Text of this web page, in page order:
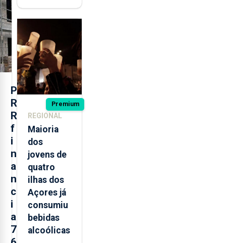
P
R
R
f
i
n
a
n
c
i
a
7
açorianos
após
missão na
Roménia
Premium
REGIONAL
Maioria
dos
jovens de
quatro
ilhas dos
Açores já
consumiu
bebidas
alcoólicas